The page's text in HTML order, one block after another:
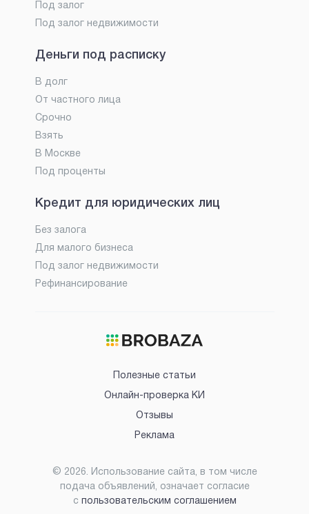
Под залог
Под залог недвижимости
Деньги под расписку
В долг
От частного лица
Срочно
Взять
В Москве
Под проценты
Кредит для юридических лиц
Без залога
Для малого бизнеса
Под залог недвижимости
Рефинансирование
Полезные статьи
Онлайн-проверка КИ
Отзывы
Реклама
© 2026. Использование сайта, в том числе
подача объявлений, означает согласие
с пользовательским соглашением